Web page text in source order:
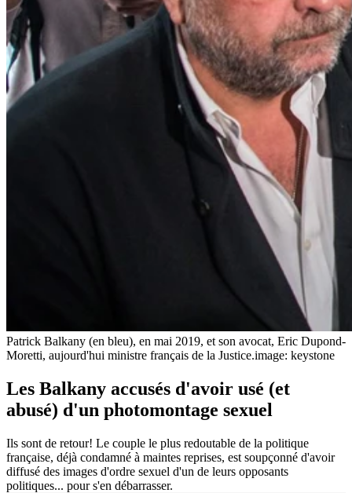
Patrick Balkany (en bleu), en mai 2019, et son avocat, Eric Dupond-
Moretti, aujourd'hui ministre français de la Justice.image: keystone
Les Balkany accusés d'avoir usé (et
abusé) d'un photomontage sexuel
Ils sont de retour! Le couple le plus redoutable de la politique
française, déjà condamné à maintes reprises, est soupçonné d'avoir
diffusé des images d'ordre sexuel d'un de leurs opposants
politiques... pour s'en débarrasser.